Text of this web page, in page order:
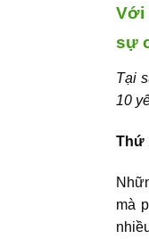
Với
sự
Tại
10
Thứ
mà